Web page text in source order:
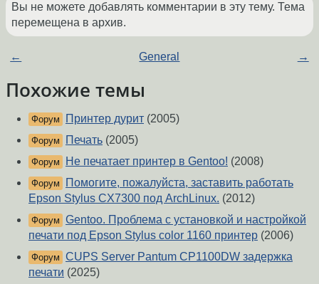
Вы не можете добавлять комментарии в эту тему. Тема
перемещена в архив.
← General →
Похожие темы
Форум Принтер дурит (2005)
Форум Печать (2005)
Форум Не печатает принтер в Gentoo! (2008)
Форум
Помогите, пожалуйста, заставить работать
Epson Stylus CX7300 под ArchLinux. (2012)
Форум Gentoo. Проблема с установкой и настройкой
печати под Epson Stylus color 1160 принтер (2006)
Форум CUPS Server Pantum CP1100DW задержка
печати (2025)